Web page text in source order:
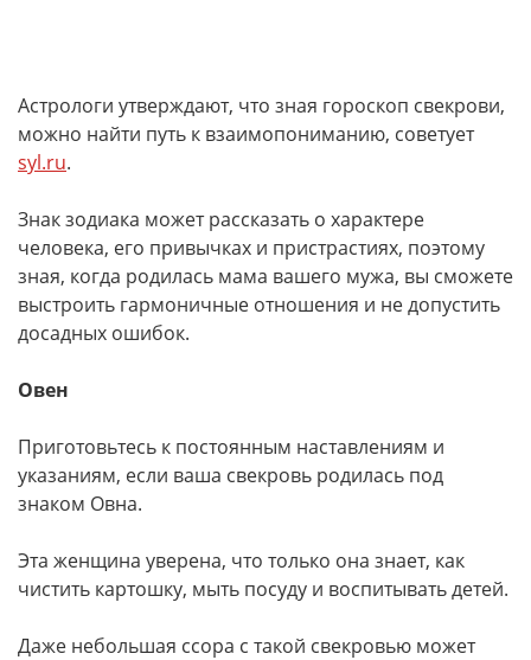
Астрологи утверждают, что зная гороскоп свекрови,
можно найти путь к взаимопониманию, советует
syl.ru.
Знак зодиака может рассказать о характере
человека, его привычках и пристрастиях, поэтому
зная, когда родилась мама вашего мужа, вы сможете
выстроить гармоничные отношения и не допустить
досадных ошибок.
Овен
Приготовьтесь к постоянным наставлениям и
указаниям, если ваша свекровь родилась под
знаком Овна.
Эта женщина уверена, что только она знает, как
чистить картошку, мыть посуду и воспитывать детей.
Даже небольшая ссора с такой свекровью может